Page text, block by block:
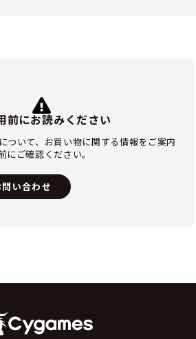
前にお読みください
ついて、お買い物に関する情報をご案内
にご確認ください。
い合わせ